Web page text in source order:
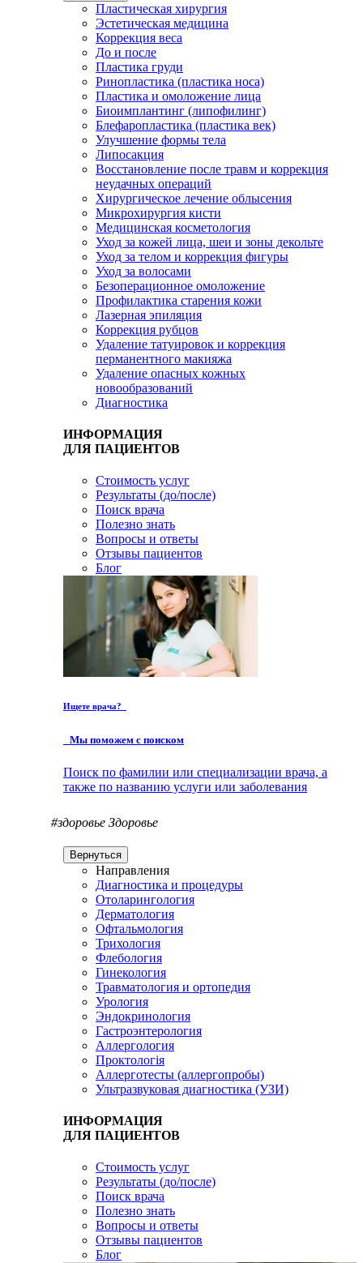
Пластическая хирургия
Эстетическая медицина
Коррекция веса
До и после
Пластика груди
Ринопластика (пластика носа)
Пластика и омоложение лица
Биоимплантинг (липофилинг)
Блефаропластика (пластика век)
Улучшение формы тела
Липосакция
Восстановление после травм и коррекция
неудачных операций
Хирургическое лечение облысения
Микрохирургия кисти
Медицинская косметология
Уход за кожей лица, шеи и зоны декольте
Уход за телом и коррекция фигуры
Уход за волосами
Безоперационное омоложение
Профилактика старения кожи
Лазерная эпиляция
Коррекция рубцов
Удаление татуировок и коррекция
перманентного макияжа
Удаление опасных кожных
новообразований
Диагностика
ИНФОРМАЦИЯ
ДЛЯ ПАЦИЕНТОВ
Стоимость услуг
Результаты (до/после)
Поиск врача
Полезно знать
Вопросы и ответы
Отзывы пациентов
Блог
Ищете врача?
Мы поможем с поиском
Поиск по фамилии или специализации врача, а
также по названию услуги или заболевания
#здоровье Здоровье
Вернуться
Направления
Диагностика и процедуры
Отоларингология
Дерматология
Офтальмология
Трихология
Флебология
Гинекология
Травматология и ортопедия
Урология
Эндокринология
Гастроэнтерология
Аллергология
Проктологія
Аллерготесты (аллергопробы)
Ультразвуковая диагностика (УЗИ)
ИНФОРМАЦИЯ
ДЛЯ ПАЦИЕНТОВ
Стоимость услуг
Результаты (до/после)
Поиск врача
Полезно знать
Вопросы и ответы
Отзывы пациентов
Блог